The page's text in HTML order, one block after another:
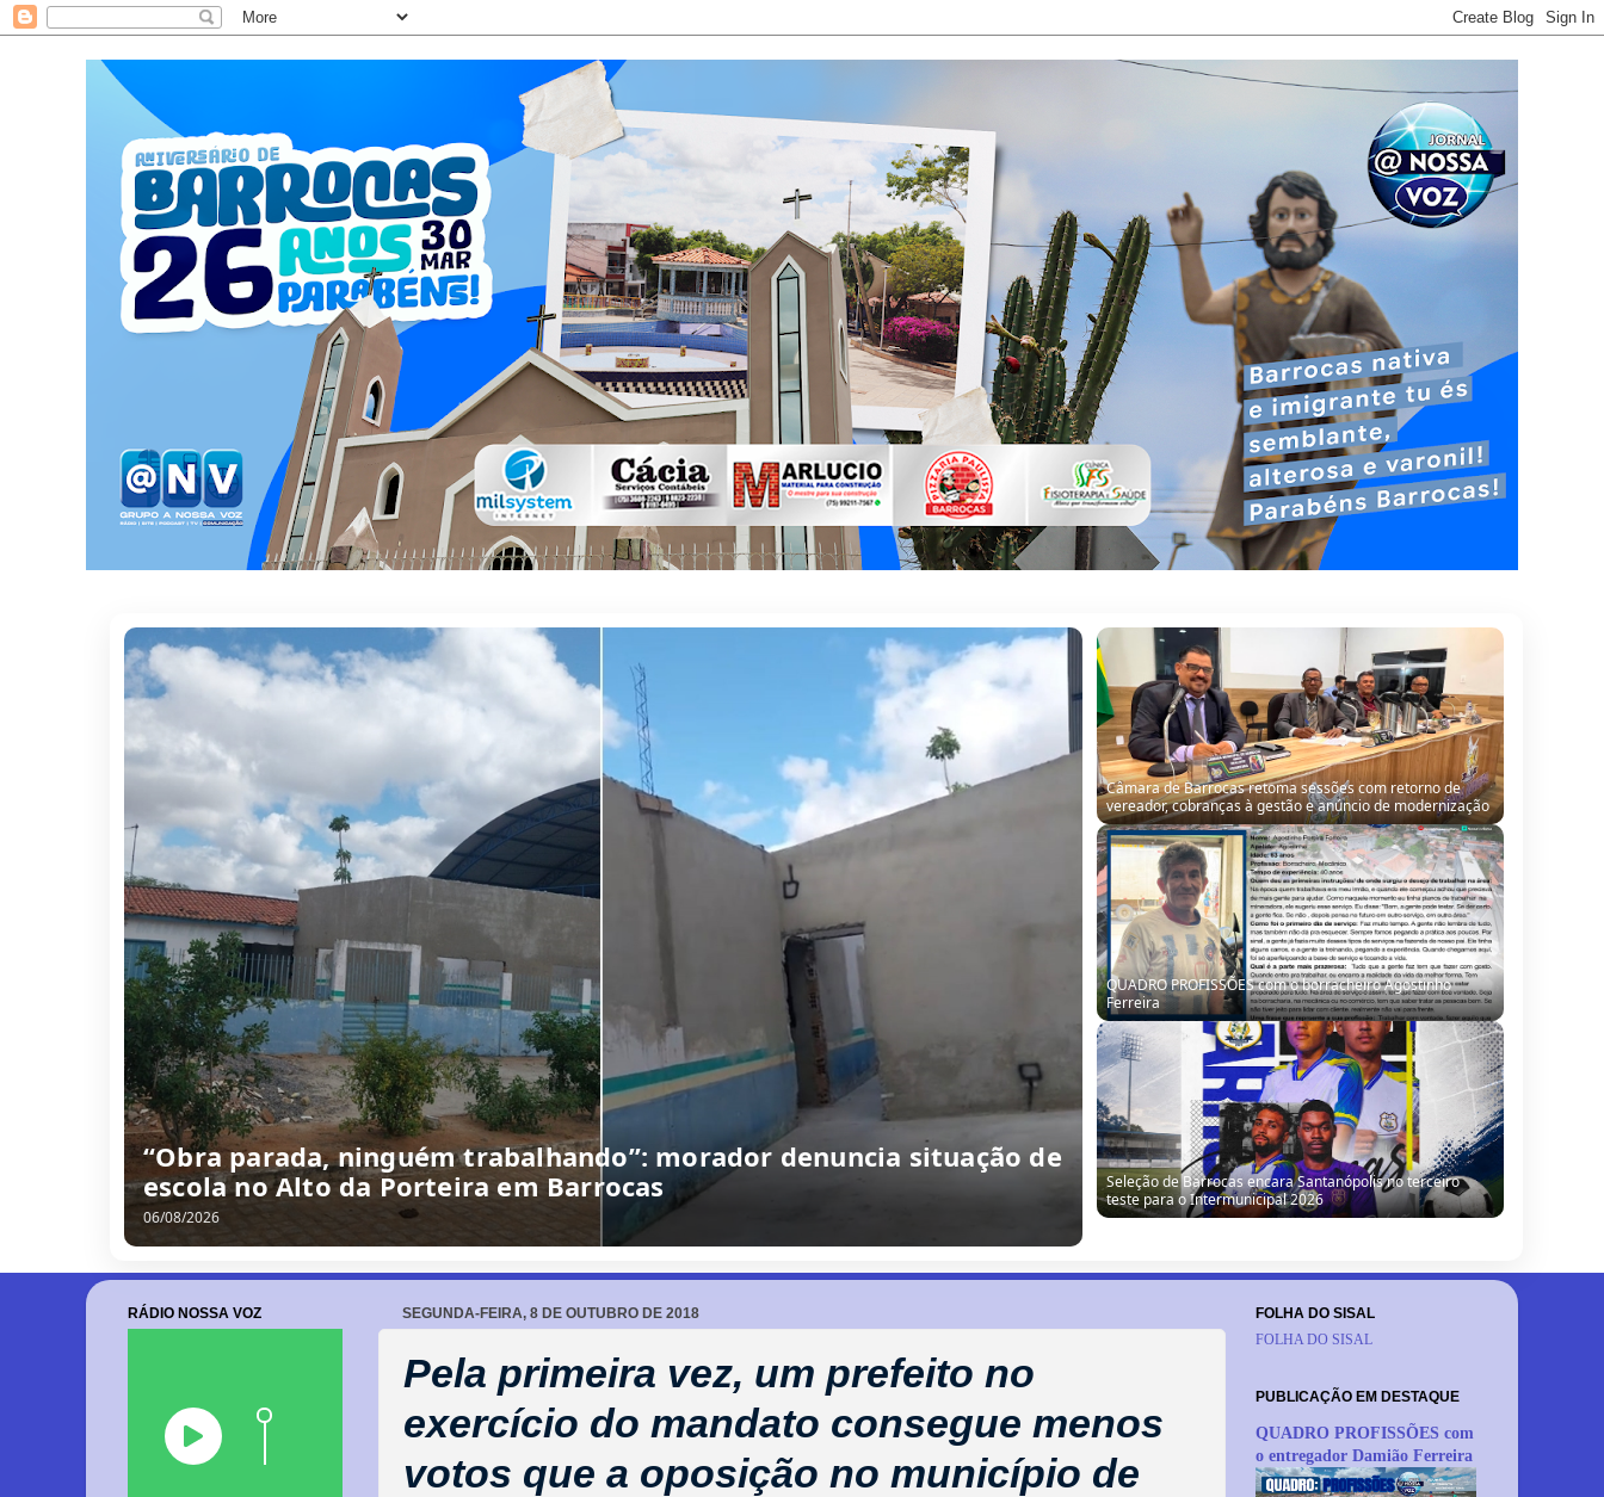
“Obra parada, ninguém trabalhando”: morador denuncia situação de
escola no Alto da Porteira em Barrocas
06/08/2026
Câmara de Barrocas retoma sessões com retorno de
vereador, cobranças à gestão e anúncio de modernização
QUADRO PROFISSÕES com o borracheiro Agostinho
Ferreira
Seleção de Barrocas encara Santanópolis no terceiro
teste para o Intermunicipal 2026
SEGUNDA-FEIRA, 8 DE OUTUBRO DE 2018
Pela primeira vez, um prefeito no
exercício do mandato consegue menos
votos que a oposição no município de
RÁDIO NOSSA VOZ FOLHA DO SISAL
FOLHA DO SISAL
PUBLICAÇÃO EM DESTAQUE
QUADRO PROFISSÕES com
o entregador Damião Ferreira